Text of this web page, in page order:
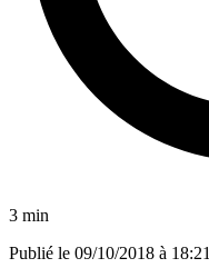
3 min
Publié le 09/10/2018 à 18:21